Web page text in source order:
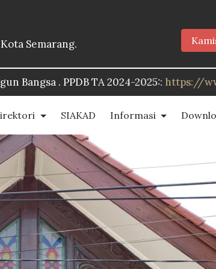
Semarang.
https://
SIAKAD Informasi